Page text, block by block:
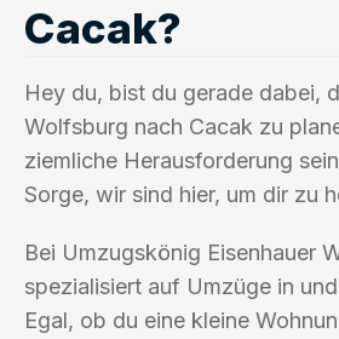
Cacak?
Hey du, bist du gerade dabei,
Wolfsburg nach Cacak zu
ziemliche Herausforderung
Sorge, wir sind hier, um dir zu
Bei Umzugskönig Eisenhauer
spezialisiert auf Umzüge in
Egal, ob du eine kleine